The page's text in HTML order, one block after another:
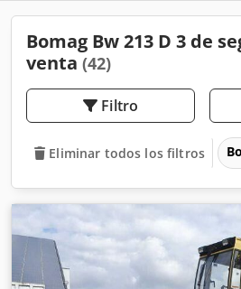
Bomag Bw 213 D 3 de
venta (42)
Filtro
Eliminar todos los filtros